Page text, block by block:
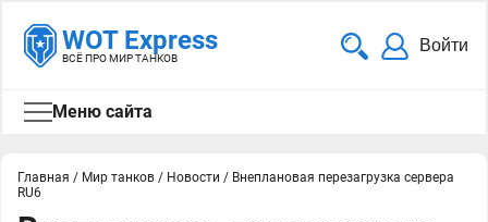
WOT Express
ВСЁ ПРО МИР ТАНКОВ
Войти
Меню сайта
Главная / Мир танков / Новости / Внеплановая перезагрузка сервера
RU6